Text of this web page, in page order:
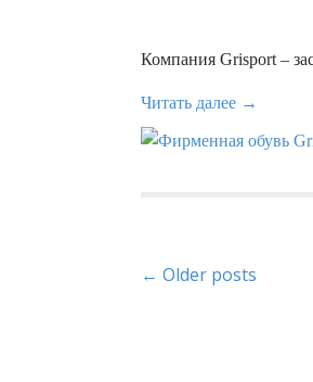
Компания Grisport –
Читать далее →
P
← Older posts